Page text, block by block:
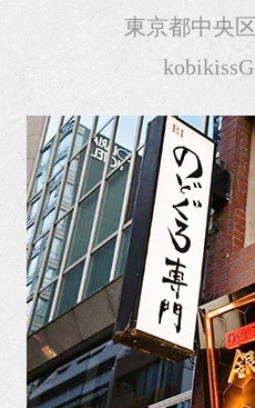
東京都中央